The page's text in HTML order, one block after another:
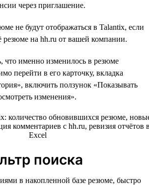
через приглашение.
не будут отображаться в Talantix, если
резюме на hh.ru от вашей компании.
что именно изменилось в резюме
перейти в его карточку, вкладка
включить ползунок «Показывать
изменения».
поиска
в накопленной базе резюме, быстро